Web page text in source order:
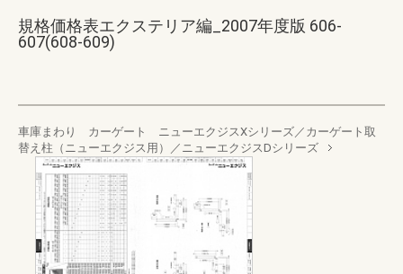
規格価格表エクステリア編_2007年度版 606-
607(608-609)
車庫まわり カーゲート ニューエクジスXシリーズ／カーゲート取
替え柱（ニューエクジス用）／ニューエクジスDシリーズ